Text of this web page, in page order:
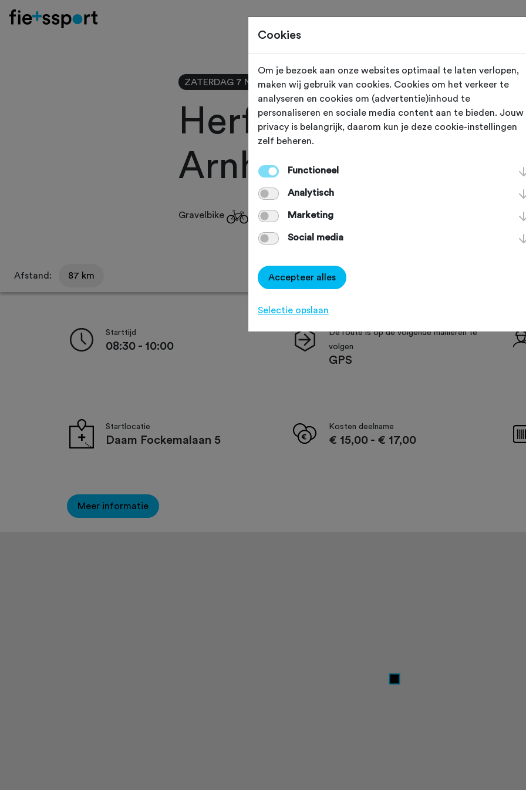
ZATERDAG 7 NOV Arnhem (Gelderland)
Herfstbostocht
Arnhem 2026
Gravelbike Agenda
Afstand: 87 km
Starttijd
08:30 - 10:00
De route is op de volgende manieren te
volgen
GPS
Startlocatie
Daam Fockemalaan 5
Kosten deelname
€ 15,00 - € 17,00
Meer informatie
Cookies
Om je bezoek aan onze websites optimaal te laten verlopen,
maken wij gebruik van cookies. Cookies om het verkeer te
analyseren en cookies om (advertentie)inhoud te
personaliseren en sociale media content aan te bieden. Jouw
privacy is belangrijk, daarom kun je deze cookie-instellingen
zelf beheren.
Functioneel
Analytisch
Marketing
Social media
Accepteer alles
Selectie opslaan